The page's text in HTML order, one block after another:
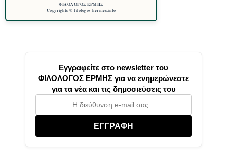
ΦΙΛΟΛΟΓΟΣ ΕΡΜΗΣ
Copyrights © filologos-hermes.info
Εγγραφείτε στο newsletter του
ΦΙΛΟΛΟΓΟΣ ΕΡΜΗΣ για να ενημερώνεστε
για τα νέα και τις δημοσιεύσεις του
ΕΓΓΡΑΦΗ